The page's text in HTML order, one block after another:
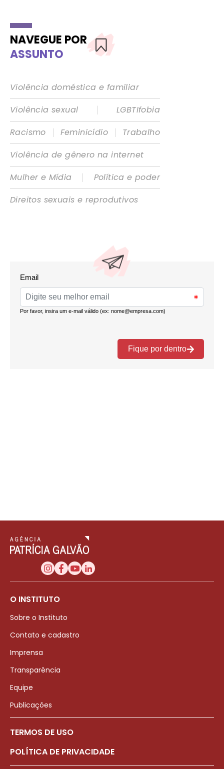
NAVEGUE POR
ASSUNTO
Violência doméstica e familiar
Violência sexual
|
LGBTIfobia
Racismo
| Feminicídio |
Trabalho
Violência de gênero na internet
Mulher e Mídia
|
Política e poder
Direitos sexuais e reprodutivos
O INSTITUTO
Sobre o Instituto
Contato e cadastro
Imprensa
Transparência
Equipe
Publicações
TERMOS DE USO
POLÍTICA DE PRIVACIDADE